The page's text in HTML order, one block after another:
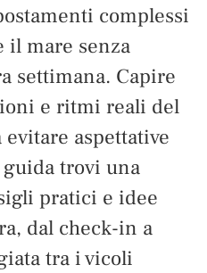
complessi
il mare senza
settimana. Capire
e ritmi reali del
aspettative
trovi una
pratici e idee
dal check-in a
tra i vicoli